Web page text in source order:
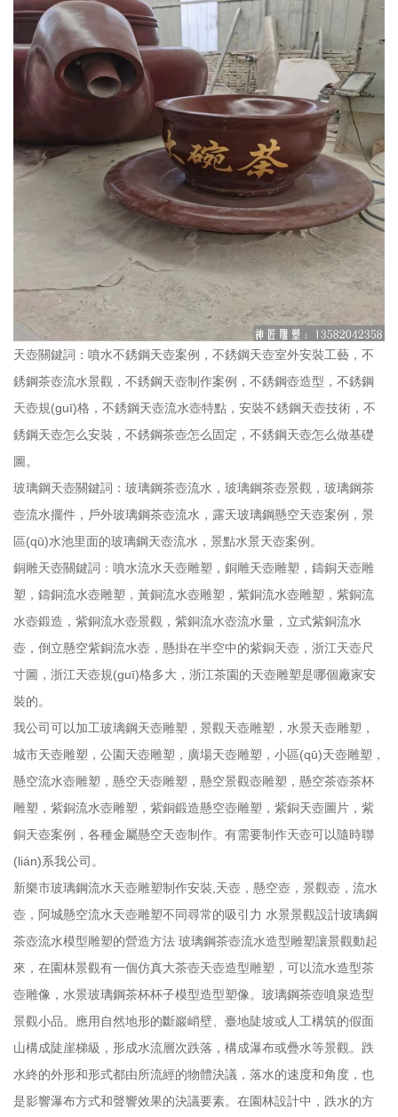
天壺關鍵詞：噴水不銹鋼天壺案例，不銹鋼天壺室外安裝工藝，不
銹鋼茶壺流水景觀，不銹鋼天壺制作案例，不銹鋼壺造型，不銹鋼
天壺規(guī)格，不銹鋼天壺流水壺特點，安裝不銹鋼天壺技術，不
銹鋼天壺怎么安裝，不銹鋼茶壺怎么固定，不銹鋼天壺怎么做基礎
圖。
玻璃鋼天壺關鍵詞：玻璃鋼茶壺流水，玻璃鋼茶壺景觀，玻璃鋼茶
壺流水擺件，戶外玻璃鋼茶壺流水，露天玻璃鋼懸空天壺案例，景
區(qū)水池里面的玻璃鋼天壺流水，景點水景天壺案例。
銅雕天壺關鍵詞：噴水流水天壺雕塑，銅雕天壺雕塑，鑄銅天壺雕
塑，鑄銅流水壺雕塑，黃銅流水壺雕塑，紫銅流水壺雕塑，紫銅流
水壺鍛造，紫銅流水壺景觀，紫銅流水壺流水量，立式紫銅流水
壺，倒立懸空紫銅流水壺，懸掛在半空中的紫銅天壺，浙江天壺尺
寸圖，浙江天壺規(guī)格多大，浙江茶園的天壺雕塑是哪個廠家安
裝的。
我公司可以加工玻璃鋼天壺雕塑，景觀天壺雕塑，水景天壺雕塑，
城市天壺雕塑，公園天壺雕塑，廣場天壺雕塑，小區(qū)天壺雕塑，
懸空流水壺雕塑，懸空天壺雕塑，懸空景觀壺雕塑，懸空茶壺茶杯
雕塑，紫銅流水壺雕塑，紫銅鍛造懸空壺雕塑，紫銅天壺圖片，紫
銅天壺案例，各種金屬懸空天壺制作。有需要制作天壺可以隨時聯
(lián)系我公司。
新樂市玻璃鋼流水天壺雕塑制作安裝,天壺，懸空壺，景觀壺，流水
壺，阿城懸空流水天壺雕塑不同尋常的吸引力 水景景觀設計玻璃鋼
茶壺流水模型雕塑的營造方法 玻璃鋼茶壺流水造型雕塑讓景觀動起
來，在園林景觀有一個仿真大茶壺天壺造型雕塑，可以流水造型茶
壺雕像，水景玻璃鋼茶杯杯子模型造型塑像。玻璃鋼茶壺噴泉造型
景觀小品。應用自然地形的斷巖峭壁、臺地陡坡或人工構筑的假面
山構成陡崖梯級，形成水流層次跌落，構成瀑布或疊水等景觀。跌
水終的外形和形式都由所流經的物體決議，落水的速度和角度，也
是影響瀑布方式和聲響效果的決議要素。在園林設計中，跌水的方